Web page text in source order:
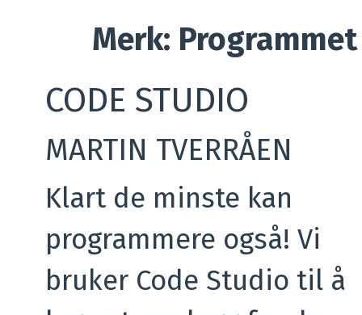
Merk:
CODE STUDIO
MARTIN TVERRÅEN
Klart de minste kan
programmere også! Vi
bruker Code Studio til å